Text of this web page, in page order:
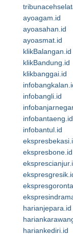
ayoagam.id
ayoasahan.id
ayoasmat.id
klikBalangan.id
klikBandung.id
klikbanggai.id
infobangli.id
infobantaeng.id
infobantul.id
ekspresbone.id
harianjepara.id
hariankediri.id